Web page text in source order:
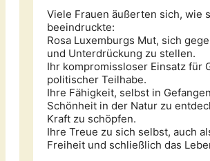
Viele Frauen äußerten sich, wie
beeindruckte:
Rosa Luxemburgs Mut, sich
und Unterdrückung zu stellen.
Ihr kompromissloser Einsatz für
politischer Teilhabe.
Ihre Fähigkeit, selbst in
Schönheit in der Natur zu
Kraft zu schöpfen.
Ihre Treue zu sich selbst, auch
Freiheit und schließlich das